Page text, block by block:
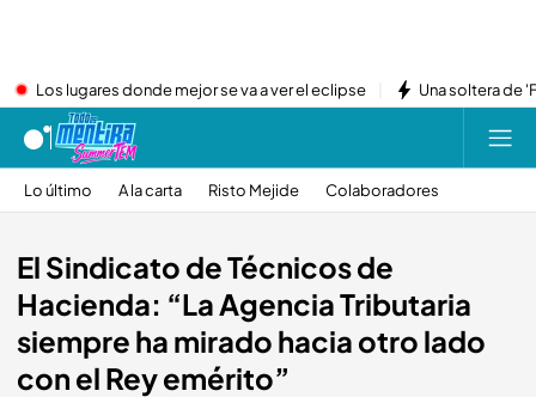
Los lugares donde mejor se va a ver el eclipse Una soltera de
Lo último A la carta Risto Mejide Colaboradores
El Sindicato de Técnicos de
Hacienda: “La Agencia Tributaria
siempre ha mirado hacia otro lado
con el Rey emérito”